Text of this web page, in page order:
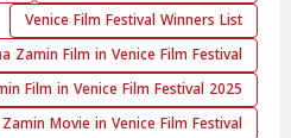
Venice Film Festival Winners List
Zamin Film in Venice Film Festival
Film in Venice Film Festival 2025
Movie in Venice Film Festival